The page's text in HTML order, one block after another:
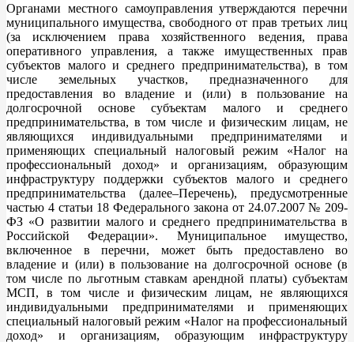
Органами местного самоуправления утверждаются перечни
муниципального имущества, свободного от прав третьих лиц
(за исключением права хозяйственного ведения, права
оперативного управления, а также имущественных прав
субъектов малого и среднего предпринимательства), в том
числе земельных участков, предназначенного для
предоставления во владение и (или) в пользование на
долгосрочной основе субъектам малого и среднего
предпринимательства, в том числе и физическим лицам, не
являющихся индивидуальными предпринимателями и
применяющих специальный налоговый режим «Налог на
профессиональный доход» и организациям, образующим
инфраструктуру поддержки субъектов малого и среднего
предпринимательства (далее–Перечень), предусмотренные
частью 4 статьи 18 Федерального закона от 24.07.2007 № 209-
ФЗ «О развитии малого и среднего предпринимательства в
Российской Федерации». Муниципальное имущество,
включенное в перечни, может быть предоставлено во
владение и (или) в пользование на долгосрочной основе (в
том числе по льготным ставкам арендной платы) субъектам
МСП, в том числе и физическим лицам, не являющихся
индивидуальными предпринимателями и применяющих
специальный налоговый режим «Налог на профессиональный
доход» и организациям, образующим инфраструктуру